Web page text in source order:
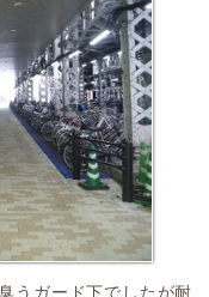
うガード下でしたが耐